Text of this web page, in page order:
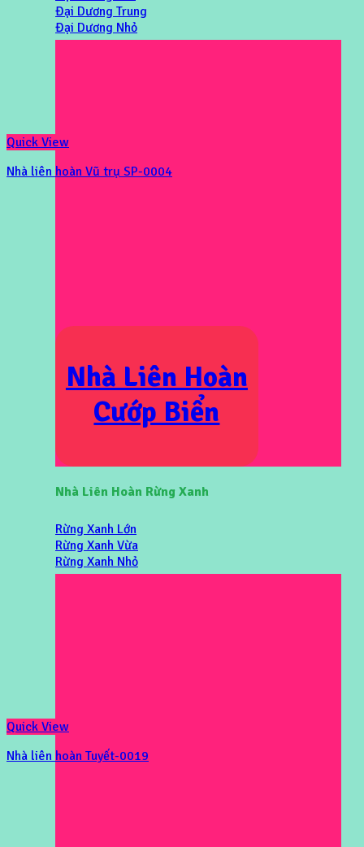
Đại Dương Trung
Đại Dương Nhỏ
Nhà Liên Hoàn
Cướp Biển
Nhà Liên Hoàn Rừng Xanh
Rừng Xanh Lớn
Rừng Xanh Vừa
Rừng Xanh Nhỏ
Quick View
Nhà liên hoàn Vũ trụ SP-0004
Quick View
Nhà liên hoàn Tuyết-0019